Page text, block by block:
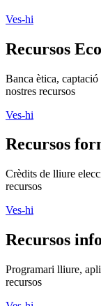
Ves-hi
Recursos
Banca ètica,
nostres recursos
Ves-hi
Recursos
Crèdits de lliure
recursos
Ves-hi
Recursos
Programari lliure,
recursos